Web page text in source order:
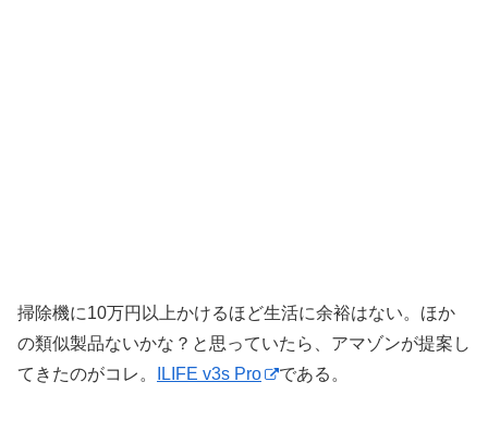
掃除機に10万円以上かけるほど生活に余裕はない。ほか
の類似製品ないかな？と思っていたら、アマゾンが提案し
てきたのがコレ。
ILIFE v3s Pro である。